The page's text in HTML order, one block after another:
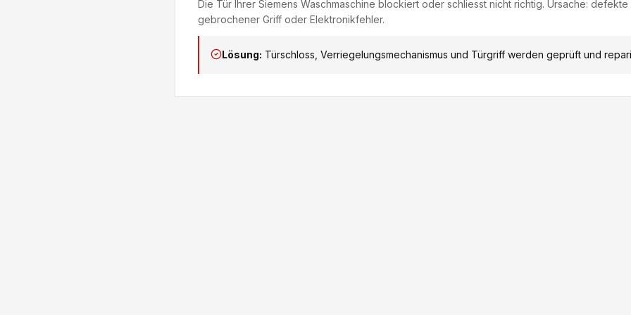
Die Tür Ihrer Siemens Waschmaschine blockiert oder schliesst nicht richtig. Ursache: defekte
gebrochener Griff oder Elektronikfehler.
Lösung: Türschloss, Verriegelungsmechanismus und Türgriff werden geprüft und